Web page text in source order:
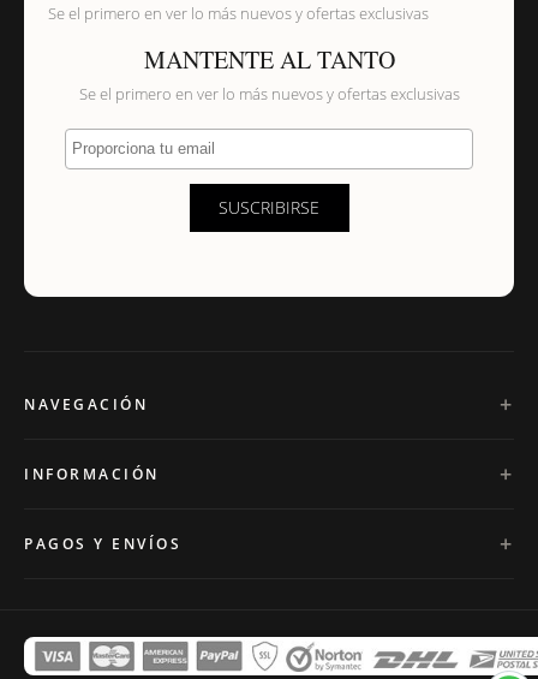
Se el primero en ver lo más nuevos y ofertas exclusivas
MANTENTE AL TANTO
Se el primero en ver lo más nuevos y ofertas exclusivas
Proporciona tu email
SUSCRIBIRSE
NAVEGACIÓN
INFORMACIÓN
PAGOS Y ENVÍOS